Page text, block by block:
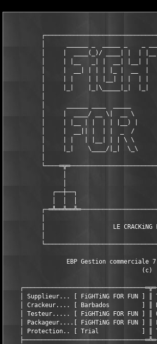
│     |  ____(_)/ ____| |  |
│     |_|    |_|\_____|_|  |_|
│     |  ____/ __ \|  __ \
│     | |__ | |  | | |__) |
│     |  __|| |  | |  _  /
│     | |   | |__| | | \ \
│     |_|    \____/|_|  \_\
┌──┼──┐
│                   LE CRACKiNG
EBP Gestion
│ Supplieur... [ FiGHTiNG FOR FUN ] ║
│ Crackeur.... [ Barbados         ] ║
│ Testeur..... [ FiGHTiNG FOR FUN ] ║
│ Packageur....[ FiGHTiNG FOR FUN ] ║
│ Protection.. [ Trial            ] ║